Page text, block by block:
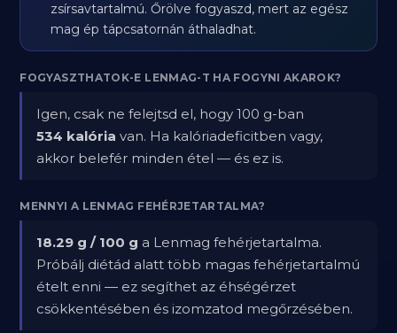
zsírsavtartalmú. Őrölve fogyaszd, mert az egész
mag ép tápcsatornán áthaladhat.
FOGYASZTHATOK-E LENMAG-T HA FOGYNI AKAROK?
Igen, csak ne felejtsd el, hogy 100 g-ban
534 kalória van. Ha kalóriadeficitben vagy,
akkor belefér minden étel — és ez is.
MENNYI A LENMAG FEHÉRJETARTALMA?
18.29 g / 100 g a Lenmag fehérjetartalma.
Próbálj diétád alatt több magas fehérjetartalmú
ételt enni — ez segíthet az éhségérzet
csökkentésében és izomzatod megőrzésében.